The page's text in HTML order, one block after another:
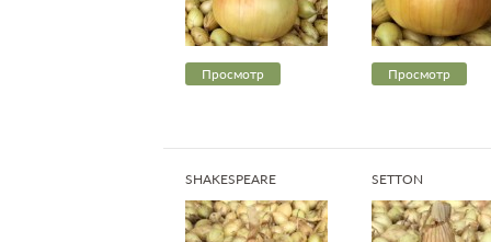
Просмотр Просмотр
SHAKESPEARE SETTON